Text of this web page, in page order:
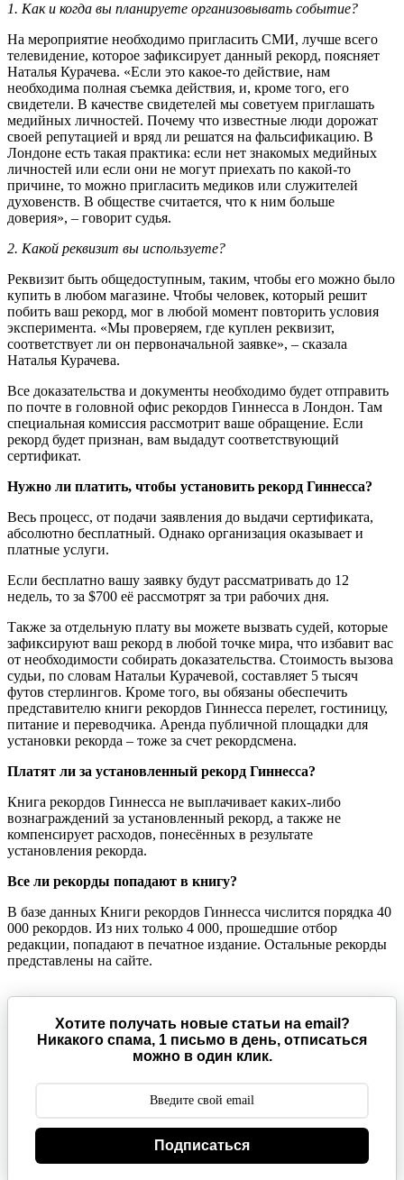
1. Как и когда вы планируете организовывать событие?
На мероприятие необходимо пригласить СМИ, лучше всего
телевидение, которое зафиксирует данный рекорд, поясняет
Наталья Курачева. «Если это какое-то действие, нам
необходима полная съемка действия, и, кроме того, его
свидетели. В качестве свидетелей мы советуем приглашать
медийных личностей. Почему что известные люди дорожат
своей репутацией и вряд ли решатся на фальсификацию. В
Лондоне есть такая практика: если нет знакомых медийных
личностей или если они не могут приехать по какой-то
причине, то можно пригласить медиков или служителей
духовенств. В обществе считается, что к ним больше
доверия», – говорит судья.
2. Какой реквизит вы используете?
Реквизит быть общедоступным, таким, чтобы его можно было
купить в любом магазине. Чтобы человек, который решит
побить ваш рекорд, мог в любой момент повторить условия
эксперимента. «Мы проверяем, где куплен реквизит,
соответствует ли он первоначальной заявке», – сказала
Наталья Курачева.
Все доказательства и документы необходимо будет отправить
по почте в головной офис рекордов Гиннесса в Лондон. Там
специальная комиссия рассмотрит ваше обращение. Если
рекорд будет признан, вам выдадут соответствующий
сертификат.
Нужно ли платить, чтобы установить рекорд Гиннесса?
Весь процесс, от подачи заявления до выдачи сертификата,
абсолютно бесплатный. Однако организация оказывает и
платные услуги.
Если бесплатно вашу заявку будут рассматривать до 12
недель, то за $700 её рассмотрят за три рабочих дня.
Также за отдельную плату вы можете вызвать судей, которые
зафиксируют ваш рекорд в любой точке мира, что избавит вас
от необходимости собирать доказательства. Стоимость вызова
судьи, по словам Натальи Курачевой, составляет 5 тысяч
футов стерлингов. Кроме того, вы обязаны обеспечить
представителю книги рекордов Гиннесса перелет, гостиницу,
питание и переводчика. Аренда публичной площадки для
установки рекорда – тоже за счет рекордсмена.
Платят ли за установленный рекорд Гиннесса?
Книга рекордов Гиннесса не выплачивает каких-либо
вознаграждений за установленный рекорд, а также не
компенсирует расходов, понесённых в результате
установления рекорда.
Все ли рекорды попадают в книгу?
В базе данных Книги рекордов Гиннесса числится порядка 40
000 рекордов. Из них только 4 000, прошедшие отбор
редакции, попадают в печатное издание. Остальные рекорды
представлены на сайте.
Хотите получать новые статьи на email?
Никакого спама, 1 письмо в день, отписаться
можно в один клик.
Подписаться